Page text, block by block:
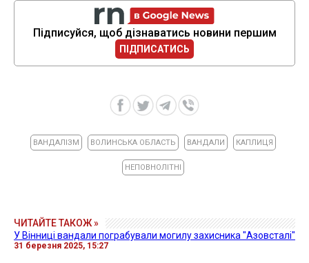
Підписуйся, щоб дізнаватись новини першим
ПІДПИСАТИСЬ
ВАНДАЛІЗМ ВОЛИНСЬКА ОБЛАСТЬ ВАНДАЛИ КАПЛИЦЯ
НЕПОВНОЛІТНІ
ЧИТАЙТЕ ТАКОЖ »
У Вінниці вандали пограбували могилу захисника "Азовсталі"
31 березня 2025, 15:27